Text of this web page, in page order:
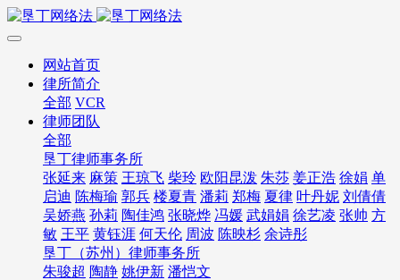
网站首页
律所简介
全部 VCR
律师团队
全部
垦丁律师事务所
张延来 麻策 王琼飞 柴玲 欧阳昆泼 朱莎 姜正浩 徐娟 单
启迪 陈梅瑜 郭兵 楼夏青 潘莉 郑梅 夏律 叶丹妮 刘倩倩
吴娇燕 孙莉 陶佳鸿 张晓烨 冯媛 武娟娟 徐艺凌 张帅 方
敏 王平 黄钰涯 何天伦 周波 陈映杉 余诗彤
垦丁（苏州）律师事务所
朱骏超 陶静 姚伊新 潘恺文